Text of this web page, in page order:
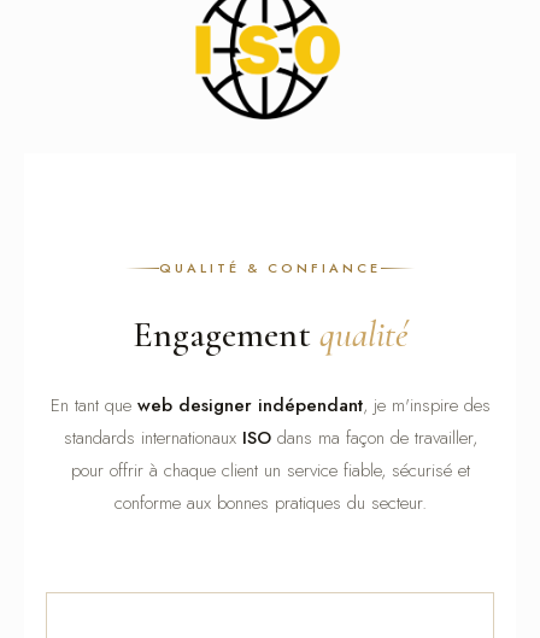
QUALITÉ & CONFIANCE
Engagementqualité
En tant que web designer indépendant, je m'inspire des
standards internationaux ISOdans ma façon de travailler,
pour offrir à chaque client un service fiable, sécurisé et
conforme aux bonnes pratiques du secteur.